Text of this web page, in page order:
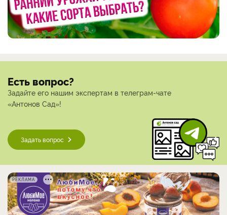
Есть вопрос?
Задайте его нашим экспертам в телеграм-чате
«Антонов Сад»!
Задать вопрос
РЕКЛАМА